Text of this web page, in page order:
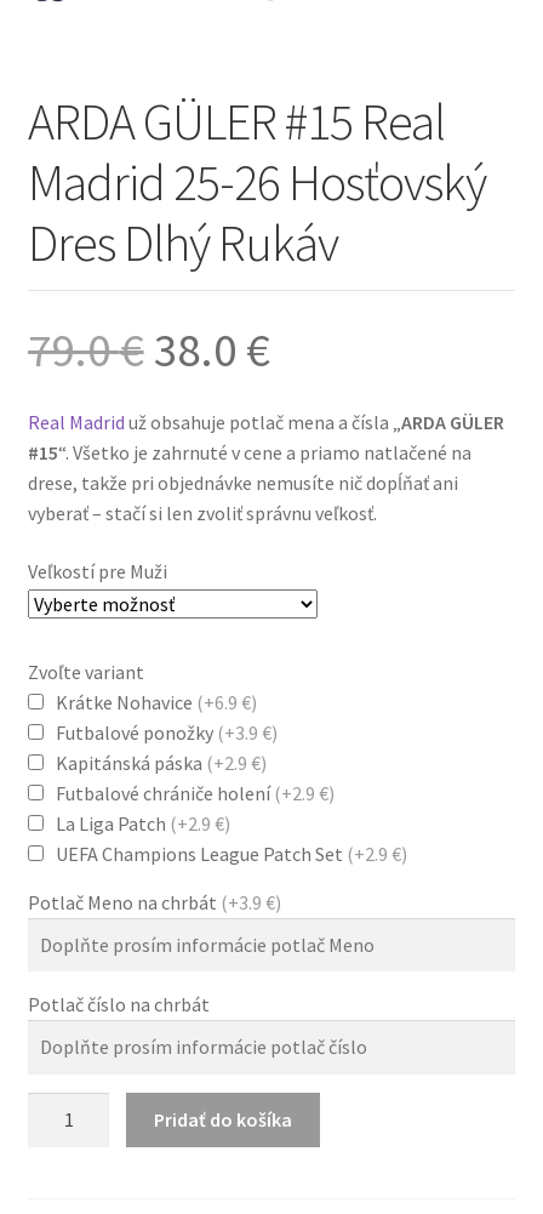
ARDA GÜLER #15 Real
Madrid 25-26 Hosťovský
Dres Dlhý Rukáv
79.0€Pôvodná
cena
bola:
79.0 €.
38.0 €Aktuálna
cena
je:
38.0 €.
Real Madrid už obsahuje potlač mena a čísla „ARDA GÜLER
#15“. Všetko je zahrnuté v cene a priamo natlačené na
drese, takže pri objednávke nemusíte nič dopĺňať ani
vyberať – stačí si len zvoliť správnu veľkosť.
Veľkostí pre Muži
Zvoľte variant
Krátke Nohavice (+6.9 €)
Futbalové ponožky (+3.9 €)
Kapitánská páska (+2.9 €)
Futbalové chrániče holení(+2.9 €)
La Liga Patch (+2.9 €)
UEFA Champions League Patch Set (+2.9 €)
Potlač Meno na chrbát (+3.9 €)
Potlač číslo na chrbát
Pridať do košíka